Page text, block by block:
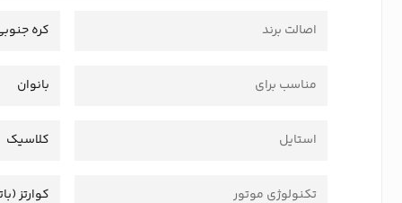
اصالت برند کره
مناسب برای بانوان
استایل کلاسیک
تکنولوژی موتور کوارتز